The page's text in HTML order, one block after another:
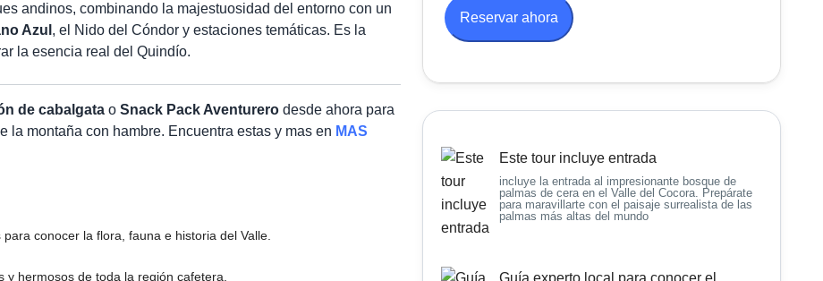
andinos, combinando la majestuosidad del entorno con un
Azul , el Nido del Cóndor y estaciones temáticas. Es la
la esencia real del Quindío.
de cabalgata o Snack Pack Aventurero desde ahora para
montaña con hambre. Encuentra estas y mas en MAS
conocer la flora, fauna e historia del Valle.
hermosos de toda la región cafetera.
Reservar ahora
Este tour incluye entrada
incluye la entrada al impresionante bosque de
palmas de cera en el Valle del Cocora. Prepárate
para maravillarte con el paisaje surrealista de las
palmas más altas del mundo
Guía experto local para conocer el